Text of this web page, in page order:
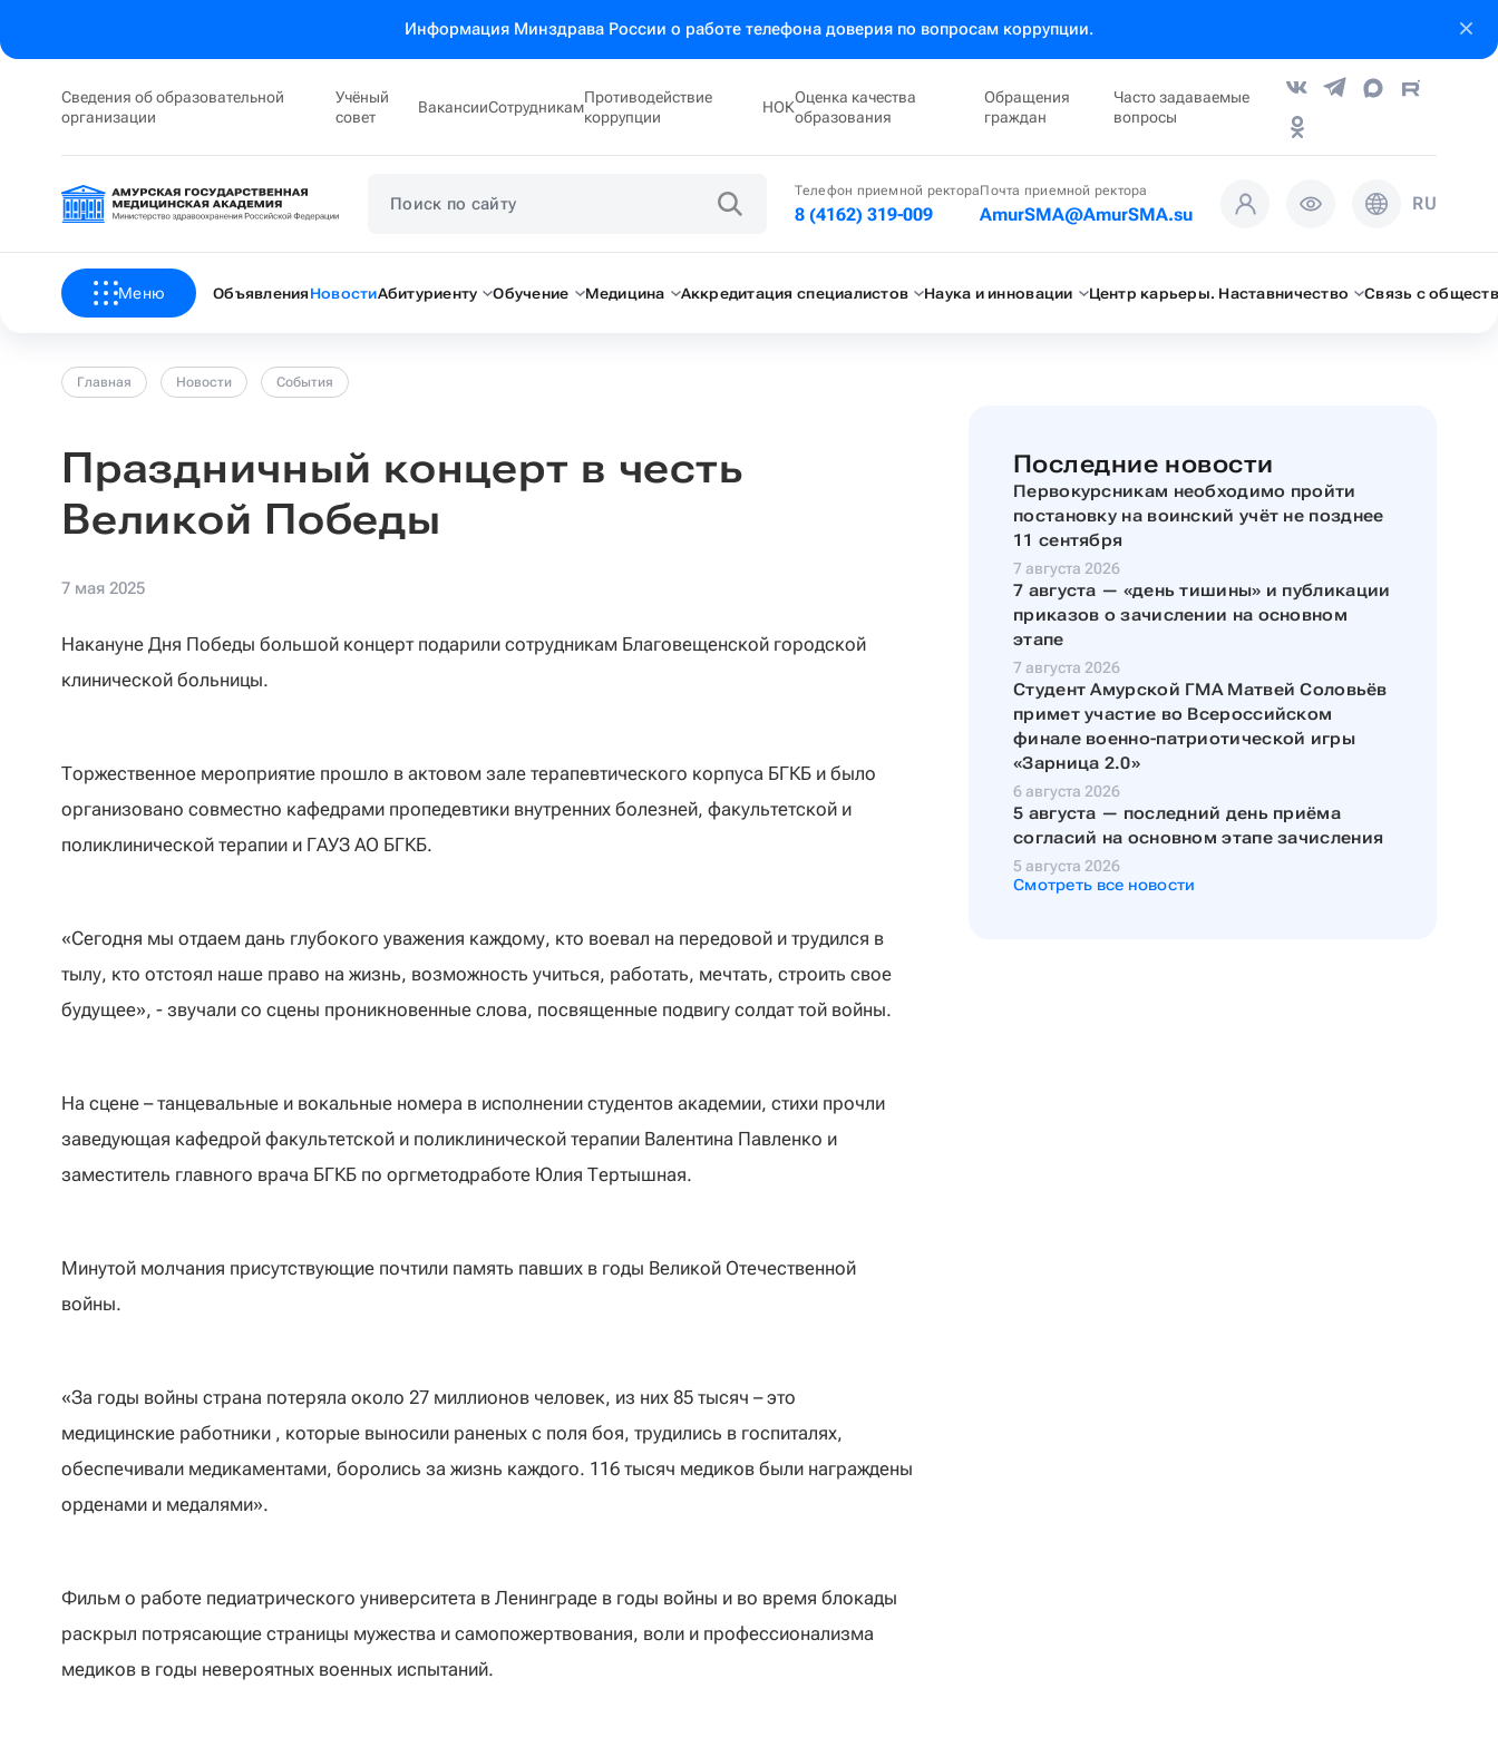
Информация Минздрава России о работе телефона доверия по вопросам коррупции.
Сведения об образовательной
организации
Учёный
совет
ВакансииСотрудникам
Противодействие
коррупции
НОК
Оценка качества
образования
Обращения
граждан
Часто задаваемые
вопросы
Телефон приемной ректора
8 (4162) 319-009
Почта приемной ректора
AmurSMA@AmurSMA.su RU
Меню Объявления НовостиАбитуриенту Обучение Медицина Аккредитация специалистов Наука и инновации Центр карьеры. Наставничество Связь с
Главная Новости События
Праздничный концерт в честь
Великой Победы
7 мая 2025
Накануне Дня Победы большой концерт подарили сотрудникам Благовещенской городской
клинической больницы.
Торжественное мероприятие прошло в актовом зале терапевтического корпуса БГКБ и было
организовано совместно кафедрами пропедевтики внутренних болезней, факультетской и
поликлинической терапии и ГАУЗ АО БГКБ.
«Сегодня мы отдаем дань глубокого уважения каждому, кто воевал на передовой и трудился в
тылу, кто отстоял наше право на жизнь, возможность учиться, работать, мечтать, строить свое
будущее», - звучали со сцены проникновенные слова, посвященные подвигу солдат той войны.
На сцене – танцевальные и вокальные номера в исполнении студентов академии, стихи прочли
заведующая кафедрой факультетской и поликлинической терапии Валентина Павленко и
заместитель главного врача БГКБ по оргметодработе Юлия Тертышная.
Минутой молчания присутствующие почтили память павших в годы Великой Отечественной
войны.
«За годы войны страна потеряла около 27 миллионов человек, из них 85 тысяч – это
медицинские работники , которые выносили раненых с поля боя, трудились в госпиталях,
обеспечивали медикаментами, боролись за жизнь каждого. 116 тысяч медиков были награждены
орденами и медалями».
Фильм о работе педиатрического университета в Ленинграде в годы войны и во время блокады
раскрыл потрясающие страницы мужества и самопожертвования, воли и профессионализма
медиков в годы невероятных военных испытаний.
Последние новости
Первокурсникам необходимо пройти
постановку на воинский учёт не позднее
11 сентября
7 августа 2026
7 августа — «день тишины» и публикации
приказов о зачислении на основном
этапе
7 августа 2026
Студент Амурской ГМА Матвей Соловьёв
примет участие во Всероссийском
финале военно-патриотической игры
«Зарница 2.0»
6 августа 2026
5 августа — последний день приёма
согласий на основном этапе зачисления
5 августа 2026
Смотреть все новости